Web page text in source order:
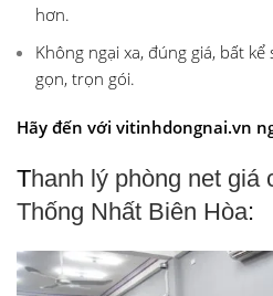
hơn.
Không ngại xa, đúng giá, bất
gọn, trọn gói.
Hãy đến với vitinhdongnai.vn
Thanh lý phòng net giá
Thống Nhất Biên Hòa: